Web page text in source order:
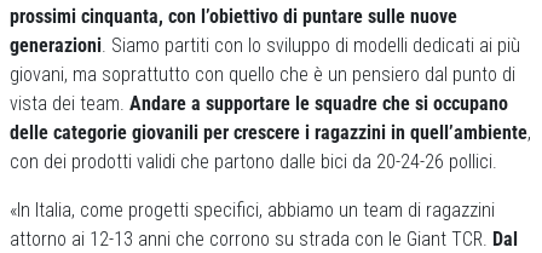
prossimi cinquanta, con l’obiettivo di puntare sulle nuove
generazioni. Siamo partiti con lo sviluppo di modelli dedicati ai più
giovani, ma soprattutto con quello che è un pensiero dal punto di
vista dei team. Andare a supportare le squadre che si occupano
delle categorie giovanili per crescere i ragazzini in quell’ambiente,
con dei prodotti validi che partono dalle bici da 20-24-26 pollici.
«In Italia, come progetti specifici, abbiamo un team di ragazzini
attorno ai 12-13 anni che corrono su strada con le Giant TCR. Dal